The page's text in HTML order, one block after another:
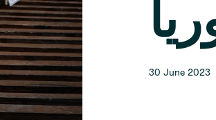
30 June 2023